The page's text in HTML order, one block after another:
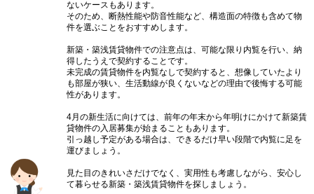
ないケースもあります。
そのため、断熱性能や防音性能など、構造面の特徴も含めて物
件を選ぶことをおすすめします。
新築・築浅賃貸物件での注意点は、可能な限り内覧を行い、納
得したうえで契約することです。
未完成の賃貸物件を内覧なしで契約すると、想像していたより
も部屋が狭い、生活動線が良くないなどの理由で後悔する可能
性があります。
4月の新生活に向けては、前年の年末から年明けにかけて新築賃
貸物件の入居募集が始まることもあります。
引っ越し予定がある場合は、できるだけ早い段階で内覧に足を
運びましょう。
見た目のきれいさだけでなく、実用性も考慮しながら、安心し
て暮らせる新築・築浅賃貸物件を探しましょう。